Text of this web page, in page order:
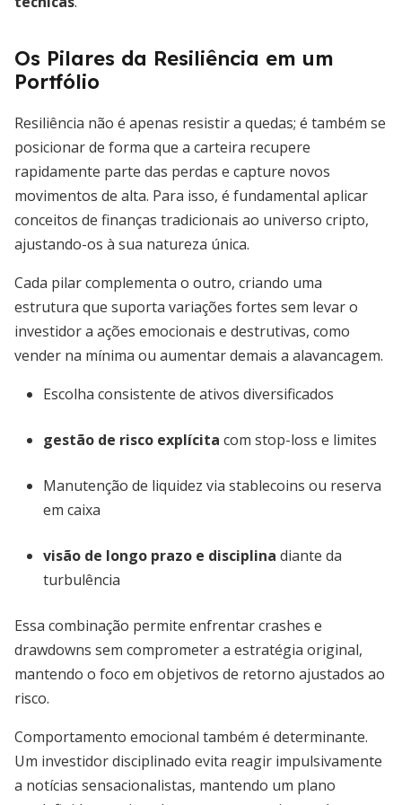
Os Pilares da Resiliência em um
Portfólio
Resiliência não é apenas resistir a quedas; é também se
posicionar de forma que a carteira recupere
rapidamente parte das perdas e capture novos
movimentos de alta. Para isso, é fundamental aplicar
conceitos de finanças tradicionais ao universo cripto,
ajustando-os à sua natureza única.
Cada pilar complementa o outro, criando uma
estrutura que suporta variações fortes sem levar o
investidor a ações emocionais e destrutivas, como
vender na mínima ou aumentar demais a alavancagem.
Escolha consistente de ativos diversificados
gestão de risco explícita com stop-loss e limites
Manutenção de liquidez via stablecoins ou reserva
em caixa
visão de longo prazo e disciplina diante da
turbulência
Essa combinação permite enfrentar crashes e
drawdowns sem comprometer a estratégia original,
mantendo o foco em objetivos de retorno ajustados ao
risco.
Comportamento emocional também é determinante.
Um investidor disciplinado evita reagir impulsivamente
a notícias sensacionalistas, mantendo um plano